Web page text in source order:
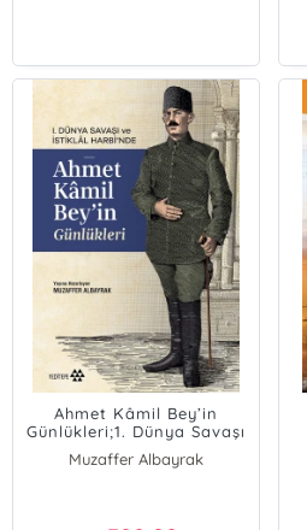
Ahmet Kâmil Bey’in
Günlükleri;1. Dünya Savaşı
ve İstiklâl Harbi'nde
Muzaffer Albayrak